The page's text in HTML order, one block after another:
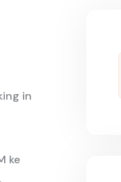
in
ke